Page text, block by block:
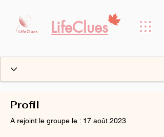
LifeClues
Profil
A rejoint le groupe le : 17 août 2023